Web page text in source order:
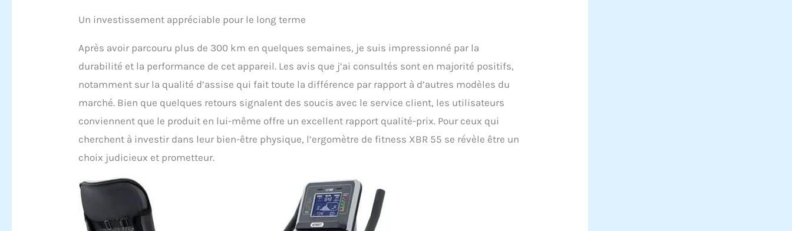
Un investissement appréciable pour le long terme
Après avoir parcouru plus de 300 km en quelques semaines, je suis impressionné par la
durabilité et la performance de cet appareil. Les avis que j’ai consultés sont en majorité positifs,
notamment sur la qualité d’assise qui fait toute la différence par rapport à d’autres modèles du
marché. Bien que quelques retours signalent des soucis avec le service client, les utilisateurs
conviennent que le produit en lui-même offre un excellent rapport qualité-prix. Pour ceux qui
cherchent à investir dans leur bien-être physique, l’ergomètre de fitness XBR 55 se révèle être un
choix judicieux et prometteur.